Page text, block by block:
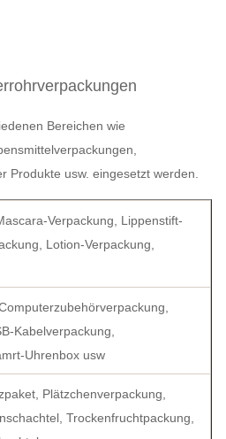
Bereichen wie
Produkte usw. eingesetzt werden.
Verpackung, Lippenstift-
Lotion-Verpackung,
Kabelverpackung,
Uhrenbox usw
Plätzchenverpackung,
Trockenfruchtpackung,